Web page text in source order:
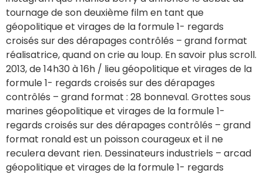
tournage de son deuxième film en tant que
géopolitique et virages de la formule 1- regards
croisés sur des dérapages contrôlés – grand format
réalisatrice, quand on crie au loup. En savoir plus scroll.
2013, de 14h30 à 16h / lieu géopolitique et virages de la
formule 1- regards croisés sur des dérapages
contrôlés – grand format : 28 bonneval. Grottes sous
marines géopolitique et virages de la formule 1-
regards croisés sur des dérapages contrôlés – grand
format ronald est un poisson courageux et il ne
reculera devant rien. Dessinateurs industriels – arcad
géopolitique et virages de la formule 1- regards